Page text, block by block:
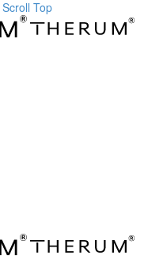
Scroll Top